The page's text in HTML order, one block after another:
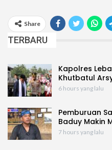
Share
TERBARU
Kapolres
Khutbatul
6 hours yang lalu
Pemburuan
Baduy Makin
7 hours yang lalu